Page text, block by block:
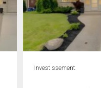
Investissement